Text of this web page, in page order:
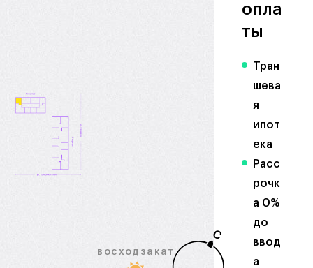
восход закат
С
опла
ты
Тран
шева
я
ипот
ека
Расс
рочк
а 0%
до
ввод
а